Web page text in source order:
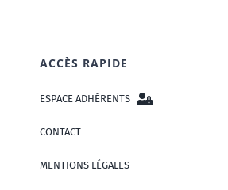
ACCÈS RAPIDE
ESPACE ADHÉRENTS
CONTACT
MENTIONS LÉGALES